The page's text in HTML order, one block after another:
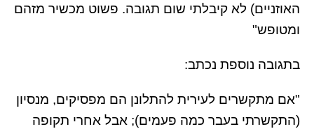
האוזניים) לא קיבלתי שום תגובה. פשוט מכשיר מזהם
ומטופש"
בתגובה נוספת נכתב:
"אם מתקשרים לעירית להתלונן הם מפסיקים, מנסיון
(התקשרתי בעבר כמה פעמים); אבל אחרי תקופה